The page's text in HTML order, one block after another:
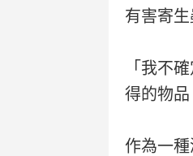
有害寄生
「我不
得的物品
作為一